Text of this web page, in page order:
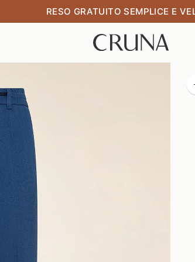
100% MADE IN ITALY